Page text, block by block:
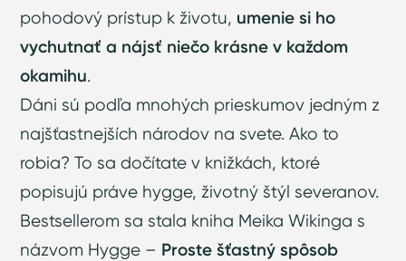
pohodový prístup k životu, umenie si ho
vychutnať a nájsť niečo krásne v každom
okamihu.
Dáni sú podľa mnohých prieskumov jedným z
najšťastnejších národov na svete. Ako to
robia? To sa dočítate v knižkách, ktoré
popisujú práve hygge, životný štýl severanov.
Bestsellerom sa stala kniha Meika Wikinga s
názvom Hygge – Proste šťastný spôsob